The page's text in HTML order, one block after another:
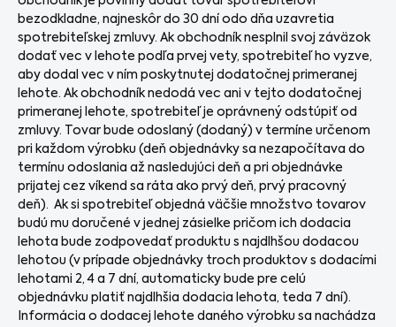
bezodkladne, najneskôr do 30 dní odo dňa uzavretia
spotrebiteľskej zmluvy. Ak obchodník nesplnil svoj záväzok
dodať vec v lehote podľa prvej vety, spotrebiteľ ho vyzve,
aby dodal vec v ním poskytnutej dodatočnej primeranej
lehote. Ak obchodník nedodá vec ani v tejto dodatočnej
primeranej lehote, spotrebiteľ je oprávnený odstúpiť od
zmluvy. Tovar bude odoslaný (dodaný) v termíne určenom
pri každom výrobku (deň objednávky sa nezapočítava do
termínu odoslania až nasledujúci deň a pri objednávke
prijatej cez víkend sa ráta ako prvý deň, prvý pracovný
deň). Ak si spotrebiteľ objedná väčšie množstvo tovarov
budú mu doručené v jednej zásielke pričom ich dodacia
lehota bude zodpovedať produktu s najdlhšou dodacou
lehotou (v prípade objednávky troch produktov s dodacími
lehotami 2, 4 a 7 dní, automaticky bude pre celú
objednávku platiť najdlhšia dodacia lehota, teda 7 dní).
Informácia o dodacej lehote daného výrobku sa nachádza